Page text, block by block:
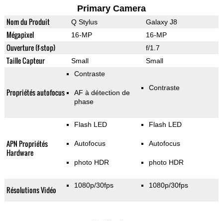
Primary Camera
Nom du Produit Q Stylus Galaxy J8
Mégapixel 16-MP 16-MP
Ouverture (f-stop) f/1.7
Taille Capteur Small Small
Propriétés autofocus
Contraste
AF à détection de
phase
Contraste
APN Propriétés
Hardware
Flash LED
Autofocus
photo HDR
Flash LED
Autofocus
photo HDR
Résolutions Vidéo 1080p/30fps 1080p/30fps